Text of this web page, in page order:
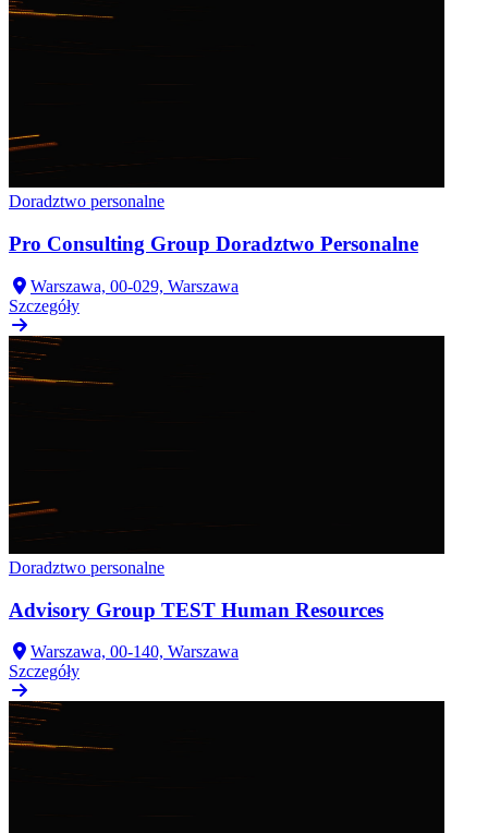
Doradztwo personalne
Pro Consulting Group Doradztwo Personalne
Warszawa, 00-029, Warszawa
Szczegóły
Doradztwo personalne
Advisory Group TEST Human Resources
Warszawa, 00-140, Warszawa
Szczegóły